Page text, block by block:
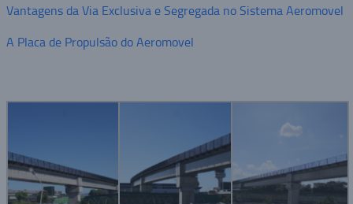
Vantagens da Via Exclusiva e Segregada no Sistema Aeromovel
A Placa de Propulsão do Aeromovel